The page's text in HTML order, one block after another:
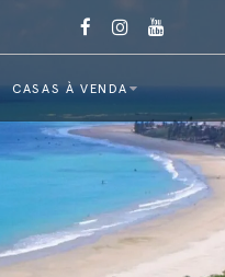
CASAS À VENDA